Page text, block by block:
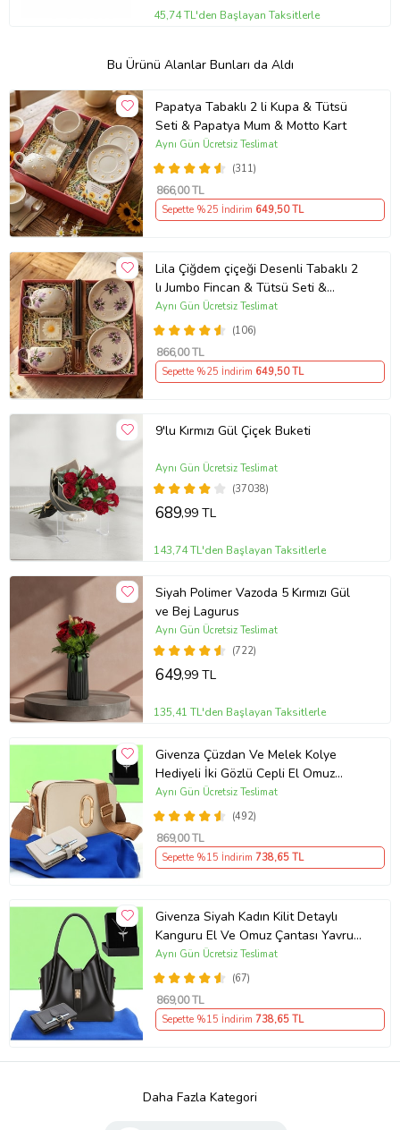
45,74 TL'den Başlayan Taksitlerle
Bu Ürünü Alanlar Bunları da Aldı
Papatya Tabaklı 2 li Kupa & Tütsü
Seti & Papatya Mum & Motto Kart
(311)
Aynı Gün Ücretsiz Teslimat
866,00 TL
Sepette %25 İndirim 649,50 TL
Lila Çiğdem çiçeği Desenli Tabaklı 2
lı Jumbo Fincan & Tütsü Seti &
Papatya Mum &
(106)
Aynı Gün Ücretsiz Teslimat
866,00 TL
Sepette %25 İndirim 649,50 TL
9'lu Kırmızı Gül Çiçek Buketi
(37038)
Aynı Gün Ücretsiz Teslimat
689,99 TL
143,74 TL'den Başlayan Taksitlerle
Siyah Polimer Vazoda 5 Kırmızı Gül
ve Bej Lagurus
(722)
Aynı Gün Ücretsiz Teslimat
649,99 TL
135,41 TL'den Başlayan Taksitlerle
Givenza Çüzdan Ve Melek Kolye
Hediyeli İki Gözlü Cepli El Omuz
Çanta (Krem)
(492)
Aynı Gün Ücretsiz Teslimat
869,00 TL
Sepette %15 İndirim 738,65 TL
Givenza Siyah Kadın Kilit Detaylı
Kanguru El Ve Omuz Çantası Yavru
Çantalı Cüzdan Ve Kolye Hediyeli
(67)
Aynı Gün Ücretsiz Teslimat
869,00 TL
Sepette %15 İndirim 738,65 TL
Daha Fazla Kategori